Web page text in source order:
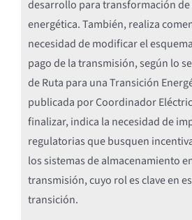
desarrollo para transformación
energética. También, realiza
necesidad de modificar el
pago de la transmisión, según lo
de Ruta para una Transición
publicada por Coordinador
finalizar, indica la necesidad de
regulatorias que busquen
los sistemas de almacenamiento
transmisión, cuyo rol es clave en
transición.